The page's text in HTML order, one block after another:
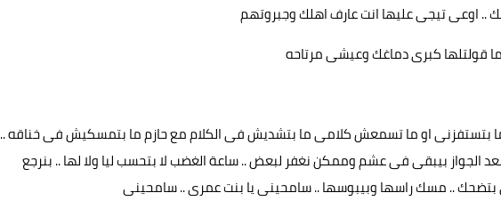
.. اوعى تيجى عليها انت عارف اهلك وجبروتهم
قولتلها كبرى دماغك وعيشى مرتاحه
او ما تسمعش كلامى ما بتشديش فى الكلام مع حازم ما بتمسكيش فى خناقه ..
الجواز بيبقى فى عشم وممكن نغفر لبعض .. ساعة الغضب لا بتحسب ليا ولا لها .. بنرجع
.. مسك راسها وبيبوسها .. سامحينى يا بنت عمرى .. سامحينى